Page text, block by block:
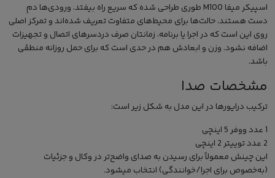
اسپیکر میفا M100 طوری طراحی شده که سریع راه بیفتد، ورودی‌ها دمِ
دست‌ هستند، حالت‌ها برای محیط‌های متفاوت تعریف شده‌اند و تمرکز اصلی
روی این است که در اجرا یا برنامه، زمانتان صرف دردسرهای اتصال و تجهیزات
اضافه نشود. وزن و ابعادش هم در حدی است که برای حمل روزانه منطقی
باشد.
مشخصات صدا
ترکیب درایورها در این مدل به شکل زیر است:
1 عدد ووفر 5 اینچی
2 عدد توییتر 2 اینچی
این چینش معمولاً برای رسیدن به صدای واضح‌تر در وکال و جزئیات
(به‌خصوص برای اجرا/خوانندگی) انتخاب میشود.